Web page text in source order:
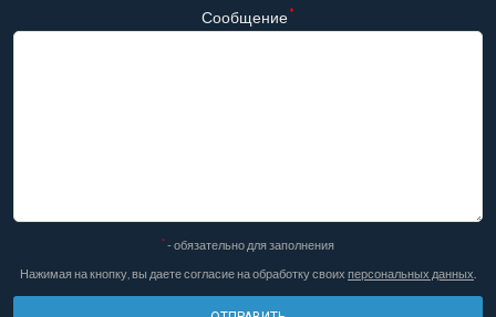
Сообщение*
* - обязательно для заполнения
Нажимая на кнопку, вы даете согласие на обработку своих персональных данных